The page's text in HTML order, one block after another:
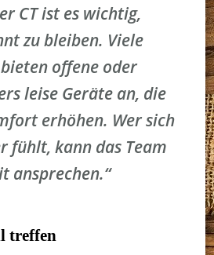
CT ist es wichtig,
zu bleiben. Viele
offene oder
leise Geräte an, die
erhöhen. Wer sich
fühlt, kann das Team
ansprechen.“
treffen